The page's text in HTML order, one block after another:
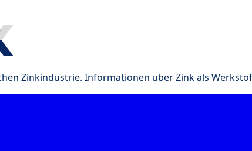
Zinkindustrie. Informationen über Zink als